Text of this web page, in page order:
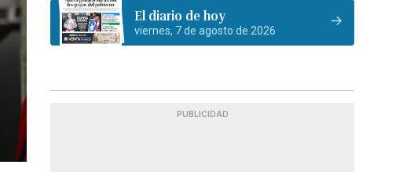
El diario de hoy
viernes, 7 de agosto de 2026
PUBLICIDAD